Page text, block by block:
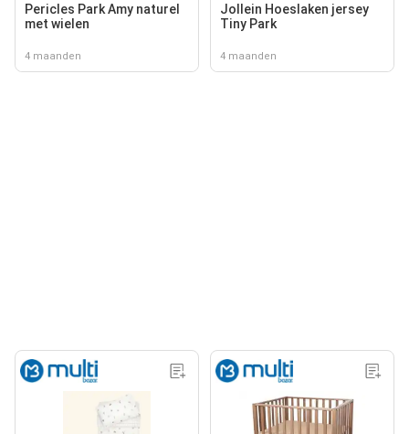
Pericles Park Amy naturel
met wielen
4 maanden
Jollein Hoeslaken jersey
Tiny Park
4 maanden